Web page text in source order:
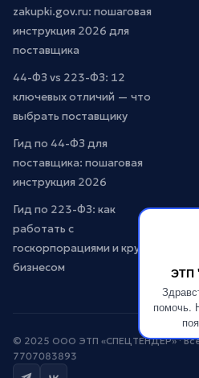
ЭТП
помочь.
zakupki.gov.ru: пошаговая
инструкция 2026 для
поставщика
44-ФЗ vs 223-ФЗ: 12
ключевых отличий — что
выбрать поставщику
Гид по 44-ФЗ для
поставщика: пошаговая
инструкция 2026
Гид по 223-ФЗ: как
работать с
госкорпорациями и крупным
бизнесом
© 2025 ООО ЭТП «СПЕЦТЕНДЕР» ·
7707083893